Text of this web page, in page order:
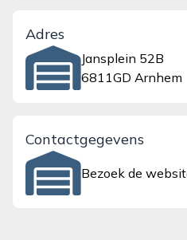
Adres
Jansplein 52B
6811GD Arnhem
Contactgegevens
Bezoek de